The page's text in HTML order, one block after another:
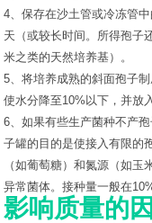
4、保存在沙土管或冷冻管
天（或较长时间。所得孢子
米之类的天然培养基）。
5、将培养成熟的斜面孢子
使水分降至10%以下，并放
6、如果有些生产菌种不产
子罐的目的是使接入有限的
（如葡萄糖）和氮源（如
异常菌体。接种量一般在
影响质量的